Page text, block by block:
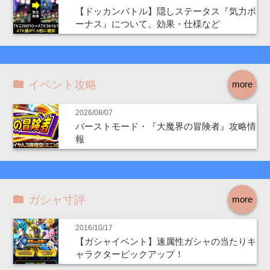
【ドッカンバトル】隠しステータス『気力ボ
ーナス』について。効果・仕様など
more
イベント攻略
2026/08/07
バーストモード・『大魔界の冒険者』攻略情
報
more
ガシャ寸評
2016/10/17
【ガシャイベント】速属性ガシャの当たりキ
ャラクターピックアップ！